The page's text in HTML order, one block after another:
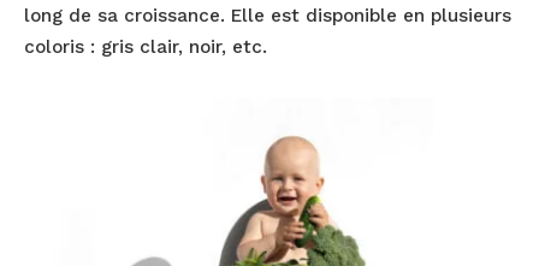
long de sa croissance. Elle est disponible en plusieurs
coloris : gris clair, noir, etc.